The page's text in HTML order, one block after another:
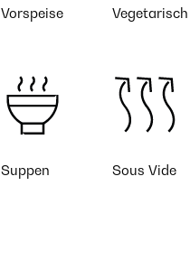
Vorspeise Vegetarisch
Suppen Sous Vide